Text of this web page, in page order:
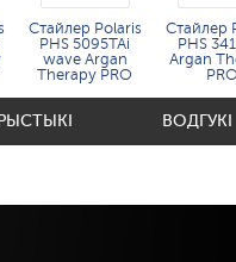
Стайлер Polaris
PHS 5095TAi
wave Argan
Therapy PRO
Стайлер
PHS
Argan
PRO
ВОДГУКІ